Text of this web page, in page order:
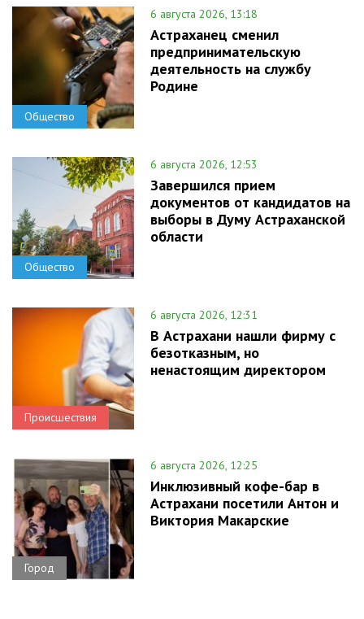
Общество
6 августа 2026, 13:18
Астраханец сменил
предпринимательскую
деятельность на службу
Родине
Общество
6 августа 2026, 12:53
Завершился прием
документов от кандидатов на
выборы в Думу Астраханской
области
Происшествия
6 августа 2026, 12:31
В Астрахани нашли фирму с
безотказным, но
ненастоящим директором
Город
6 августа 2026, 12:25
Инклюзивный кофе-бар в
Астрахани посетили Антон и
Виктория Макарские